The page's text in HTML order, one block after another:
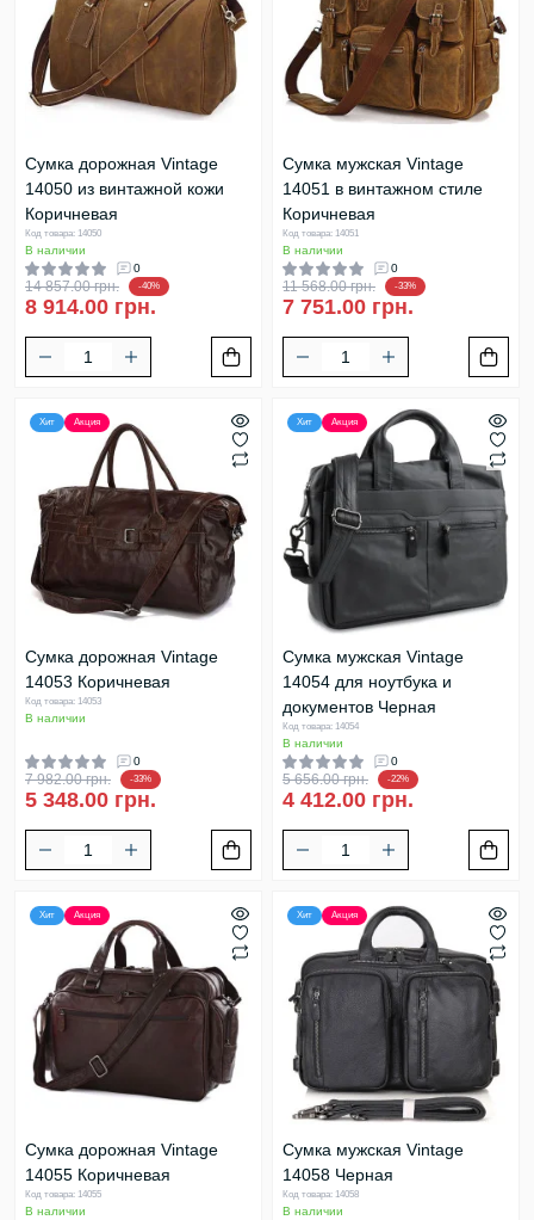
Сумка дорожная Vintage
14050 из винтажной кожи
Коричневая
Код товара: 14050
В наличии
0
14 857.00 грн. -40%
8 914.00 грн.
Сумка мужская Vintage
14051 в винтажном стиле
Коричневая
Код товара: 14051
В наличии
0
11 568.00 грн. -33%
7 751.00 грн.
Хит Акция
Сумка дорожная Vintage
14053 Коричневая
Код товара: 14053
В наличии
0
7 982.00 грн. -33%
5 348.00 грн.
Хит Акция
Сумка мужская Vintage
14054 для ноутбука и
документов Черная
Код товара: 14054
В наличии
0
5 656.00 грн. -22%
4 412.00 грн.
Хит Акция
Сумка дорожная Vintage
14055 Коричневая
Код товара: 14055
В наличии
Хит Акция
Сумка мужская Vintage
14058 Черная
Код товара: 14058
В наличии